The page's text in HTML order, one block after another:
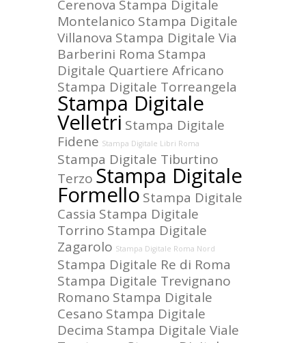
Cerenova Stampa Digitale
Montelanico Stampa Digitale
Villanova Stampa Digitale Via
Barberini Roma Stampa
Digitale Quartiere Africano
Stampa Digitale Torreangela
Stampa Digitale
Velletri Stampa Digitale
Fidene Stampa Digitale Libri Roma
Stampa Digitale Tiburtino
Terzo Stampa Digitale
Formello Stampa Digitale
Cassia Stampa Digitale
Torrino Stampa Digitale
Zagarolo Stampa Digitale Roma Nord
Stampa Digitale Re di Roma
Stampa Digitale Trevignano
Romano Stampa Digitale
Cesano Stampa Digitale
Decima Stampa Digitale Viale